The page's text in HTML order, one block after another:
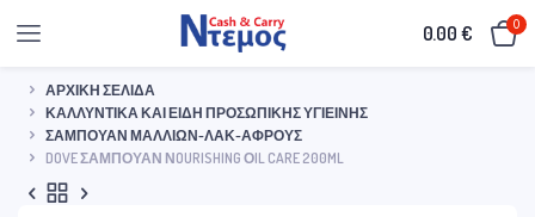
0.00€ 0
ΑΡΧΙΚΉ ΣΕΛΊΔΑ
ΚΑΛΛΥΝΤΙΚΆ ΚΑΙ ΕΊΔΗ ΠΡΟΣΩΠΙΚΉΣ ΥΓΙΕΙΝΉΣ
ΣΑΜΠΟΥΆΝ ΜΑΛΛΙΏΝ-ΛΑΚ-ΑΦΡΟΎΣ
DOVE ΣΑΜΠΟΥΆΝ ΝOURISHING ΟIL CARE 200ML